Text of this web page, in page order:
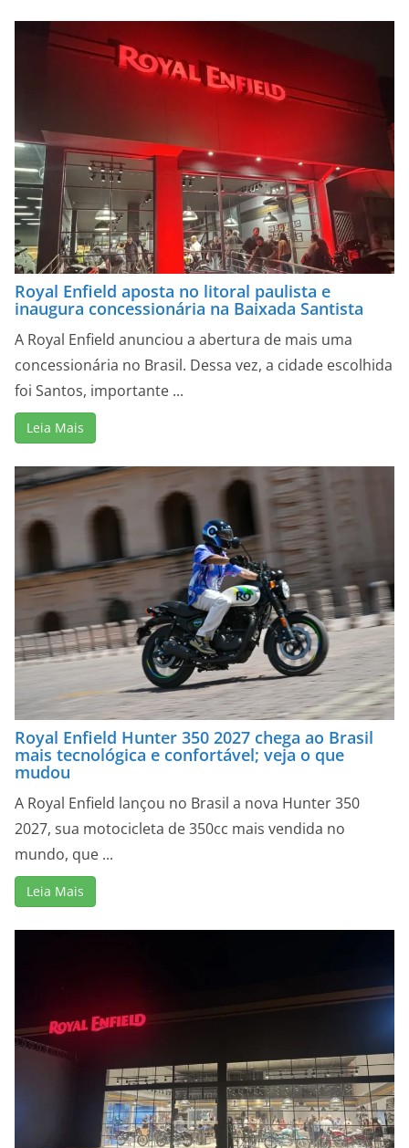
Royal Enfield aposta no litoral paulista e
inaugura concessionária na Baixada Santista
A Royal Enfield anunciou a abertura de mais uma
concessionária no Brasil. Dessa vez, a cidade escolhida
foi Santos, importante ...
Leia Mais
Royal Enfield Hunter 350 2027 chega ao Brasil
mais tecnológica e confortável; veja o que
mudou
A Royal Enfield lançou no Brasil a nova Hunter 350
2027, sua motocicleta de 350cc mais vendida no
mundo, que ...
Leia Mais